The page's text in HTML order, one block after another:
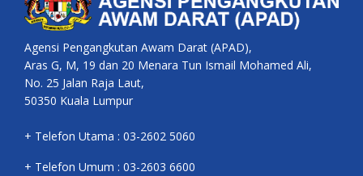
Agensi Pengangkutan Awam Darat (APAD),
Aras G, M, 19 dan 20 Menara Tun Ismail Mohamed Ali,
No. 25 Jalan Raja Laut,
50350 Kuala Lumpur
+ Telefon Utama : 03-2602 5060
+ Telefon Umum : 03-2603 6600